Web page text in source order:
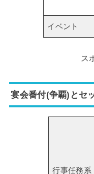
イベント
ス
宴会番付(争覇)とセ
行事任務系